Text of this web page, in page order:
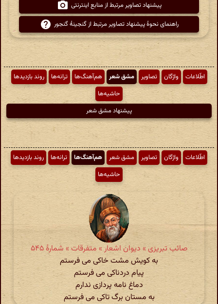
پیشنهاد تصاویر مرتبط از منابع اینترنتی
راهنمای نحوهٔ پیشنهاد تصاویر مرتبط از گنجینهٔ گنجور
اطّلاعات واژگان تصاویر مشق شعر هم‌آهنگ‌ها ترانه‌ها
روند بازدیدها
حاشیه‌ها
پیشنهاد مشق شعر
اطّلاعات واژگان تصاویر مشق شعر هم‌آهنگ‌ها ترانه‌ها
روند بازدیدها
حاشیه‌ها
صائب تبریزی » دیوان اشعار » متفرقات » شمارهٔ ۵۴۵
به کویش مشت خاکی می فرستم
پیام دردناکی می فرستم
دماغ نامه پردازی ندارم
به مستان برگ تاکی می فرستم